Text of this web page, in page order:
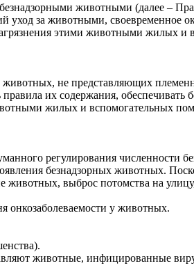
животными (далее –
за животными, своевременное
этими животными жилых
не представляющих
их содержания, обеспечивать
жилых и вспомогательных
регулирования численности
безнадзорных животных.
выброс потомства на
онкозаболеваемости у животных.
животные, инфицированные